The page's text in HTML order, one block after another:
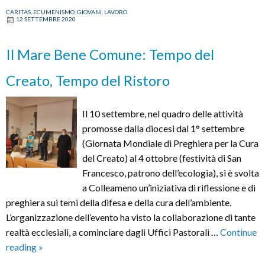
e
i
giovani
CARITAS ECUMENISMO GIOVANI LAVORO
12 SETTEMBRE 2020
Il Mare Bene Comune: Tempo del
Creato, Tempo del Ristoro
Il 10 settembre, nel quadro delle attività
promosse dalla diocesi dal 1° settembre
(Giornata Mondiale di Preghiera per la Cura
del Creato) al 4 ottobre (festività di San
Francesco, patrono dell’ecologia), si è svolta
a Colleameno un’iniziativa di riflessione e di
preghiera sui temi della difesa e della cura dell’ambiente.
L’organizzazione dell’evento ha visto la collaborazione di tante
realtà ecclesiali, a cominciare dagli Uffici Pastorali … Continue
reading Il
»